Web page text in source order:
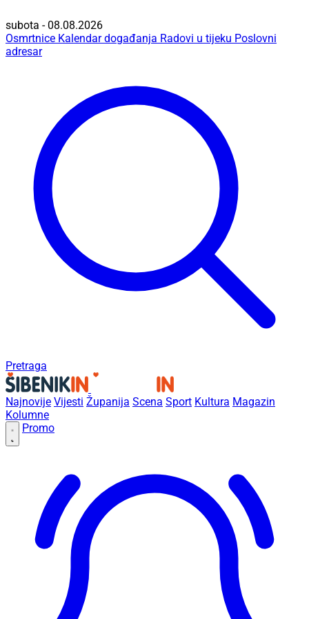
subota - 08.08.2026
Osmrtnice Kalendar događanja Radovi u tijeku Poslovni
adresar
Pretraga
Najnovije Vijesti Županija Scena Sport Kultura Magazin
Kolumne
Promo